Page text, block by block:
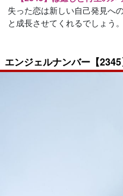
失った恋は新しい自己発見へ
と成長させてくれるでしょう。
エンジェルナンバー【